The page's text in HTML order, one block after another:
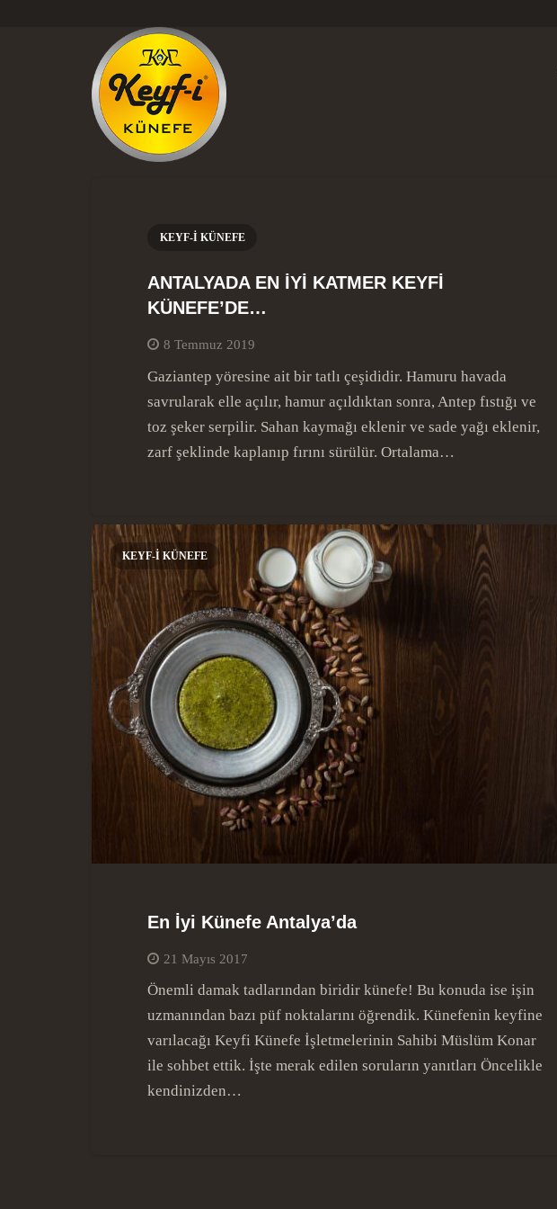
ANTALYADA EN İYİ KATMER KEYFİ
KÜNEFE’DE…
8 Temmuz 2019
KEYF-I KÜNEFE
Gaziantep yöresine ait bir tatlı çeşididir. Hamuru havada
savrularak elle açılır, hamur açıldıktan sonra, Antep fıstığı ve
toz şeker serpilir. Sahan kaymağı eklenir ve sade yağı eklenir,
zarf şeklinde kaplanıp fırını sürülür. Ortalama…
En İyi Künefe Antalya’da
21 Mayıs 2017
KEYF-I KÜNEFE
Önemli damak tadlarından biridir künefe! Bu konuda ise işin
uzmanından bazı püf noktalarını öğrendik. Künefenin keyfine
varılacağı Keyfi Künefe İşletmelerinin Sahibi Müslüm Konar
ile sohbet ettik. İşte merak edilen soruların yanıtları Öncelikle
kendinizden…